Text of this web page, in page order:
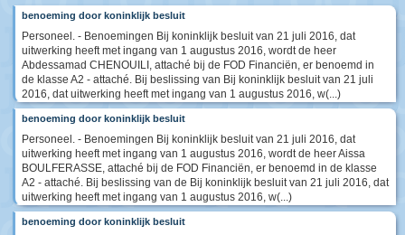
benoeming door koninklijk besluit
Personeel. - Benoemingen Bij koninklijk besluit van 21 juli 2016, dat
uitwerking heeft met ingang van 1 augustus 2016, wordt de heer
Abdessamad CHENOUILI, attaché bij de FOD Financiën, er benoemd in
de klasse A2 - attaché. Bij beslissing van Bij koninklijk besluit van 21 juli
2016, dat uitwerking heeft met ingang van 1 augustus 2016, w(...)
benoeming door koninklijk besluit
Personeel. - Benoemingen Bij koninklijk besluit van 21 juli 2016, dat
uitwerking heeft met ingang van 1 augustus 2016, wordt de heer Aissa
BOULFERASSE, attaché bij de FOD Financiën, er benoemd in de klasse
A2 - attaché. Bij beslissing van de Bij koninklijk besluit van 21 juli 2016, dat
uitwerking heeft met ingang van 1 augustus 2016, w(...)
benoeming door koninklijk besluit